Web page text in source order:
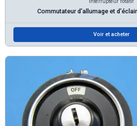
Interrupteur rotatif
Commutateur d'allumage et
Voir et acheter